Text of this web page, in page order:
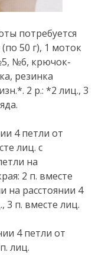
потребуется
50 г), 1 моток
№6, крючок-
резинка
2 р.: *2 лиц., 3
4 петли от
лиц. с
на
2 п. вместе
на расстоянии 4
3 п. вместе лиц.
4 петли от
лиц.